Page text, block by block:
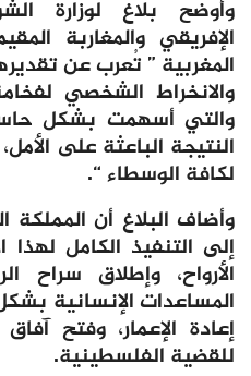
وأوضح بلاغ لوزارة
الإفريقي والمغاربة
المغربية ” تُعرب عن
والانخراط الشخصي
والتي أسهمت بشكل
النتيجة الباعثة على
لكافة الوسطاء “.
وأضاف البلاغ أن المملكة
إلى التنفيذ الكامل
الأرواح، وإطلاق سراح
المساعدات الإنسانية
إعادة الإعمار، وفتح
للقضية الفلسطينية.